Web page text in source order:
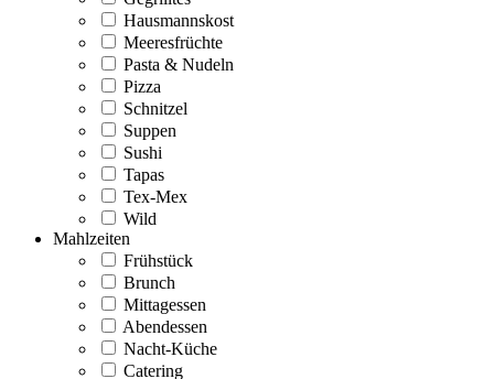
Hausmannskost
Meeresfrüchte
Pasta & Nudeln
Pizza
Schnitzel
Suppen
Sushi
Tapas
Tex-Mex
Wild
Mahlzeiten
Frühstück
Brunch
Mittagessen
Abendessen
Nacht-Küche
Catering